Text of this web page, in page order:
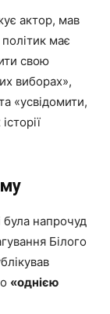
актор, мав
має
свою
виборах»,
«усвідомити,
була напрочуд
Білого
«однією